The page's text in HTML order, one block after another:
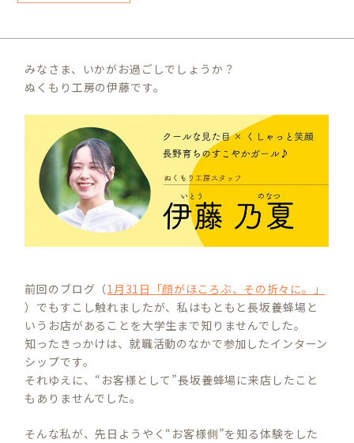
みなさま、いかがお過ごしでしょうか？
ぬくもり工房の伊藤です。
前回のブログ（1月31日「顔がほころぶ、その折々に。」
）でもすこし触れましたが、私はもともと長坂養蜂場と
いうお店があることを大学生まで知りませんでした。
知ったきっかけは、就職活動のなかで参加したインターン
シップです。
それゆえに、“お客様として”長坂養蜂場に来店したこと
もありませんでした。
そんな私が、先日ようやく“お客様側”を知る体験をした